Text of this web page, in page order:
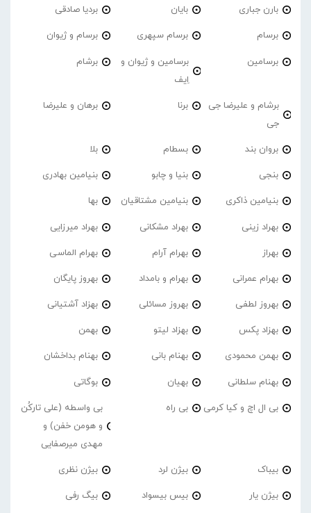
بارن جباری بایان بردیا صادقی
برسام برسام سپهری برسام و ژیوان
برسامین
برسامین و ژیوان و
اِیف
برشام
برشام و علیرضا جی
جی
برنا برهان و علیرضا
بروان بند بسطام بلا
بنجی بنیا و چابو بنیامین بهادری
بنیامین ذاکری بنیامین مشتاقیان بها
بهراد زینی بهراد مشکانی بهراد میرزایی
بهراز بهرام آرام بهرام الماسی
بهرام عمرانی بهرام و بامداد بهروز پایگان
بهروز لطفی بهروز مسائلی بهزاد آشتیانی
بهزاد پکس بهزاد لیتو بهمن
بهمن محمودی بهنام بانی بهنام بداخشان
بهنام سلطانی بهیان بوگاتی
بی ال اچ و کیا کرمی بی راه
بی واسطه (علی تارکُن
و هومن خفن) و
مهدی میرصفایی
بیباک بیژن لرد بیژن نظری
بیژن یار بیس بیسواد بیگ رفی